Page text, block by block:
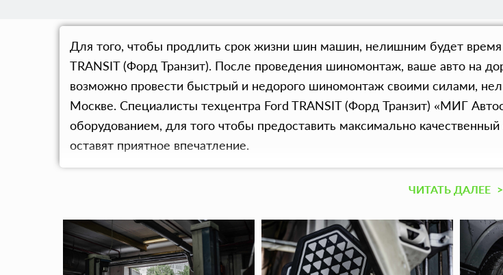
Для того, чтобы продлить срок жизни шин машин, нелишним будет
TRANSIT (Форд Транзит). После проведения шиномонтаж, ваше авто на
возможно провести быстрый и недорого шиномонтаж своими силами,
Москве. Специалисты техцентра Ford TRANSIT (Форд Транзит) «МИГ
оборудованием, для того чтобы предоставить максимально
оставят приятное впечатление.
ЧИТАТЬ ДАЛЕЕ